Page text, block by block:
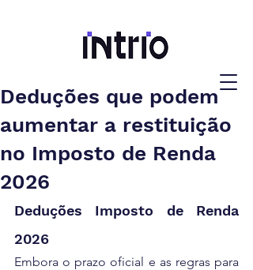
Deduções que podem
aumentar a restituição
no Imposto de Renda
2026
Deduções Imposto de Renda
2026
Embora o prazo oficial e as regras para